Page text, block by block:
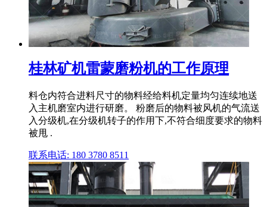
桂林矿机雷蒙磨粉机的工作原理
料仓内符合进料尺寸的物料经给料机定量均匀连续地送
入主机磨室内进行研磨。 粉磨后的物料被风机的气流送
入分级机,在分级机转子的作用下,不符合细度要求的物料
被甩 .
联系电话: 180 3780 8511